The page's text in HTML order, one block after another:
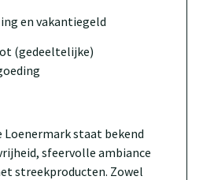
en vakantiegeld
(gedeeltelijke)
staat bekend
sfeervolle ambiance
streekproducten. Zowel